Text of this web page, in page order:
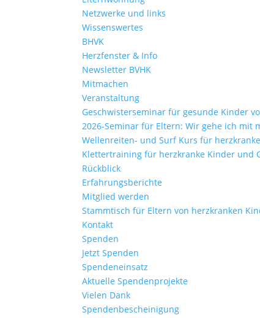
Netzwerke und links
Wissenswertes
BHVK
Herzfenster & Info
Newsletter BVHK
Mitmachen
Veranstaltung
Geschwisterseminar für gesunde Kinder
2026-Seminar für Eltern: Wir gehe ich mit
Wellenreiten- und Surf Kurs für
Klettertraining für herzkranke Kinder und
Rückblick
Erfahrungsberichte
Mitglied werden
Stammtisch für Eltern von herzkranken
Kontakt
Spenden
Jetzt Spenden
Spendeneinsatz
Aktuelle Spendenprojekte
Vielen Dank
Spendenbescheinigung